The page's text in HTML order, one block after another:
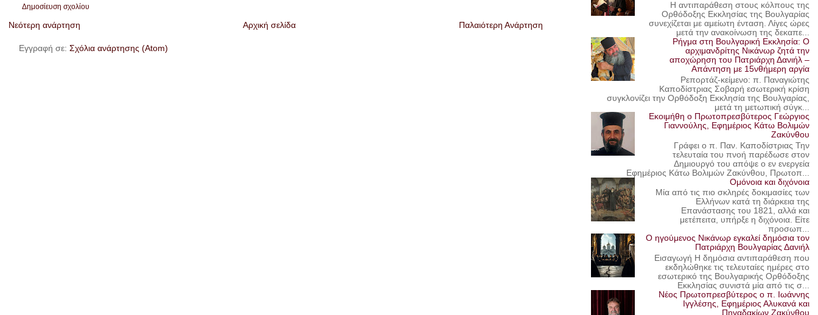
Δημοσίευση σχολίου
Νεότερη ανάρτηση Παλαιότερη Ανάρτηση
Αρχική σελίδα
Εγγραφή σε:Σχόλια ανάρτησης (Atom)
Η αντιπαράθεση στους κόλπους της
Ορθόδοξης Εκκλησίας της Βουλγαρίας
συνεχίζεται με αμείωτη ένταση. Λίγες ώρες
μετά την ανακοίνωση της δεκαπε...
Ρήγμα στη Βουλγαρική Εκκλησία: Ο
αρχιμανδρίτης Νικάνωρ ζητά την
αποχώρηση του Πατριάρχη Δανιήλ –
Απάντηση με 15νθήμερη αργία
Ρεπορτάζ-κείμενο: π. Παναγιώτης
Καποδίστριας Σοβαρή εσωτερική κρίση
συγκλονίζει την Ορθόδοξη Εκκλησία της Βουλγαρίας,
μετά τη μετωπική σύγκ...
Εκοιμήθη ο Πρωτοπρεσβύτερος Γεώργιος
Γιαννούλης, Εφημέριος Κάτω Βολιμών
Ζακύνθου
Γράφει ο π. Παν. Καποδίστριας Την
τελευταία του πνοή παρέδωσε στον
Δημιουργό του απόψε ο εν ενεργεία
Εφημέριος Κάτω Βολιμών Ζακύνθου, Πρωτοπ...
Ομόνοια και διχόνοια
Μία από τις πιο σκληρές δοκιμασίες των
Ελλήνων κατά τη διάρκεια της
Επανάστασης του 1821, αλλά και
μετέπειτα, υπήρξε η διχόνοια. Είτε
προσωπ...
Ο ηγούμενος Νικάνωρ εγκαλεί δημόσια τον
Πατριάρχη Βουλγαρίας Δανιήλ
Εισαγωγή Η δημόσια αντιπαράθεση που
εκδηλώθηκε τις τελευταίες ημέρες στο
εσωτερικό της Βουλγαρικής Ορθόδοξης
Εκκλησίας συνιστά μία από τις σ...
Νέος Πρωτοπρεσβύτερος ο π. Ιωάννης
Ιγγλέσης, Εφημέριος Αλυκανά και
Πηγαδακίων Ζακύνθου